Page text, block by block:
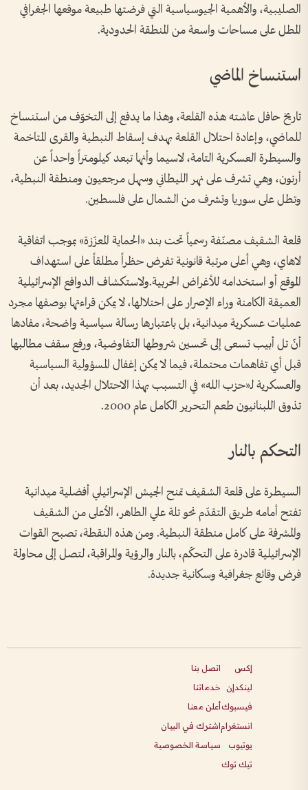
الصليبية، والأهمية الجيوسياسية التي فرضتها طبيعة موقعها الجغرافي
المطل على مساحات واسعة من المنطقة الحدودية.
استنساخ الماضي
تاريخ حافل عاشته هذه القلعة، وهذا ما يدفع إلى التخوّف من استنساخ
للماضي، وإعادة احتلال القلعة بهدف إسقاط النبطية والقرى المتاخمة
والسيطرة العسكرية التامة، لاسيما وأنها تبعد كيلومتراً واحداً عن
أرنون، وهي تشرف على نهر الليطاني وسهل مرجعيون ومنطقة النبطية،
وتطل على سوريا وتشرف من الشمال على فلسطين.
قلعة الشقيف مصنّفة رسمياً تحت بند «الحماية المعزّزة» بموجب اتفاقية
لاهاي، وهي أعلى مرتبة قانونية تفرض حظراً مطلقاً على استهداف
الموقع أو استخدامه للأغراض الحربية.ولاستكشاف الدوافع الإسرائيلية
العميقة الكامنة وراء الإصرار على احتلالها، لا يمكن قراءتها بوصفها مجرد
عمليات عسكرية ميدانية، بل باعتبارها رسالة سياسية واضحة، مفادها
أنّ تل أبيب تسعى إلى تحسين شروطها التفاوضية، ورفع سقف مطالبها
قبل أي تفاهمات محتملة، فيما لا يمكن إغفال المسؤولية السياسية
والعسكرية لـ«حزب الله» في التسبب بهذا الاحتلال الجديد، بعد أن
تذوق اللبنانيون طعم التحرير الكامل عام 2000.
التحكم بالنار
السيطرة على قلعة الشقيف تمنح الجيش الإسرائيلي أفضلية ميدانية
تفتح أمامه طريق التقدّم نحو تلة علي الطاهر، الأعلى من الشقيف
والمشرفة على كامل منطقة النبطية. ومن هذه النقطة، تصبح القوات
الإسرائيلية قادرة على التحكّم، بالنار والرؤية والمراقبة، لتصل إلى محاولة
فرض وقائع جغرافية وسكانية جديدة.
إكس
لينكدإن
فيسبوك
انستغرام
يوتيوب
تيك توك
اتصل بنا
خدماتنا
أعلن معنا
اشترك في البيان
سياسة الخصوصية